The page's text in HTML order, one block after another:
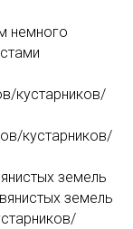
немного
кустарников/
кустарников/
земель
земель